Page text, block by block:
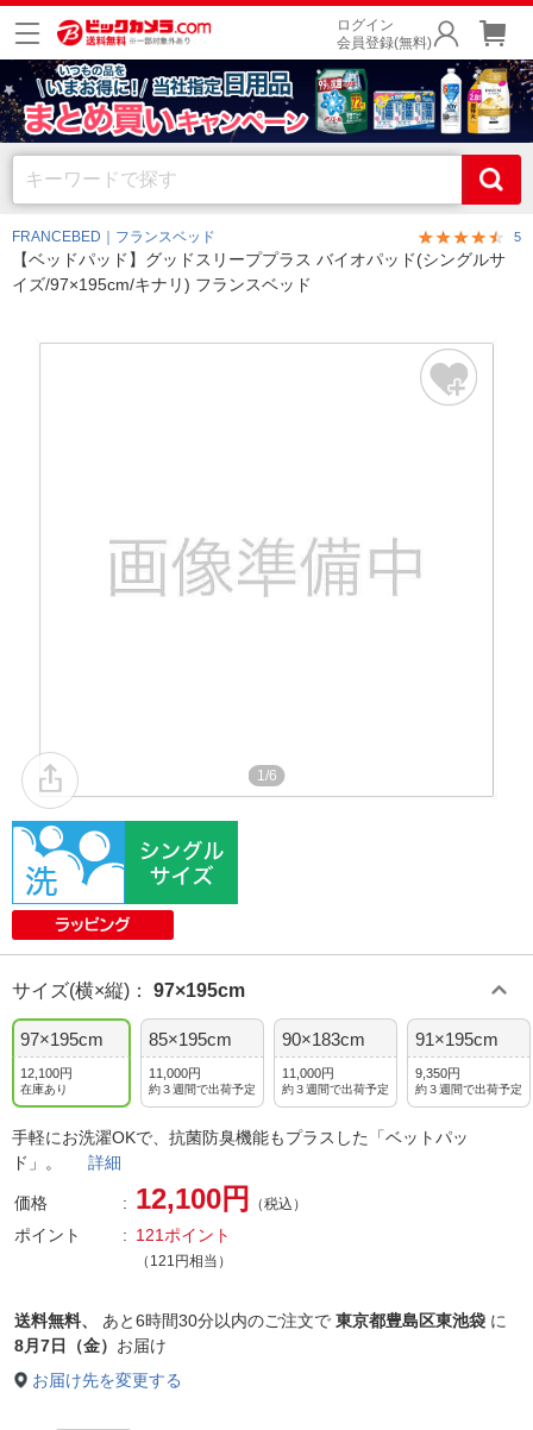
ログイン
会員登録(無料)
FRANCEBED｜フランスベッド 5
【ベッドパッド】グッドスリーププラス バイオパッド(シングルサ
イズ/97×195cm/キナリ) フランスベッド
1/6
サイズ(横×縦) ： 97×195cm
97×195cm
12,100円
在庫あり
85×195cm
11,000円
約３週間で出荷予定
90×183cm
11,000円
約３週間で出荷予定
91×195cm
9,350円
約３週間で出荷予定
手軽にお洗濯OKで、抗菌防臭機能もプラスした「ベットパッ
ド」。 詳細
価格 12,100円 （税込）
ポイント 121ポイント
（121円相当）
送料無料、 あと6時間30分以内のご注文で 東京都豊島区東池袋 に
8月7日（金） お届け
お届け先を変更する